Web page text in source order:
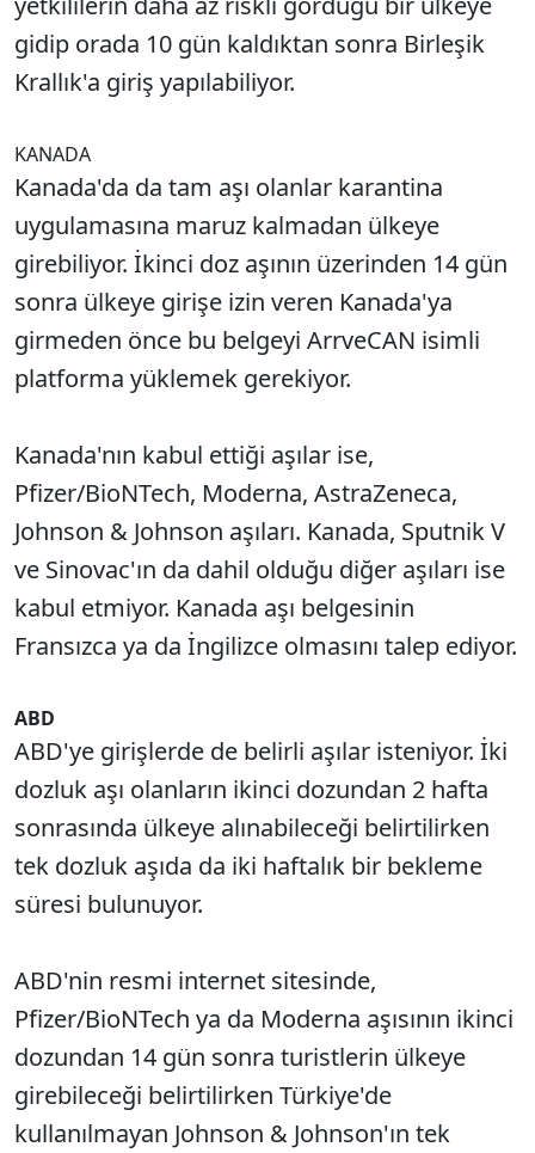
gidip orada 10 gün kaldıktan sonra Birleşik
Krallık'a giriş yapılabiliyor.
KANADA
Kanada'da da tam aşı olanlar karantina
uygulamasına maruz kalmadan ülkeye
girebiliyor. İkinci doz aşının üzerinden 14 gün
sonra ülkeye girişe izin veren Kanada'ya
girmeden önce bu belgeyi ArrveCAN isimli
platforma yüklemek gerekiyor.
Kanada'nın kabul ettiği aşılar ise,
Pfizer/BioNTech, Moderna, AstraZeneca,
Johnson & Johnson aşıları. Kanada, Sputnik V
ve Sinovac'ın da dahil olduğu diğer aşıları ise
kabul etmiyor. Kanada aşı belgesinin
Fransızca ya da İngilizce olmasını talep ediyor.
ABD
ABD'ye girişlerde de belirli aşılar isteniyor. İki
dozluk aşı olanların ikinci dozundan 2 hafta
sonrasında ülkeye alınabileceği belirtilirken
tek dozluk aşıda da iki haftalık bir bekleme
süresi bulunuyor.
ABD'nin resmi internet sitesinde,
Pfizer/BioNTech ya da Moderna aşısının ikinci
dozundan 14 gün sonra turistlerin ülkeye
girebileceği belirtilirken Türkiye'de
kullanılmayan Johnson & Johnson'ın tek